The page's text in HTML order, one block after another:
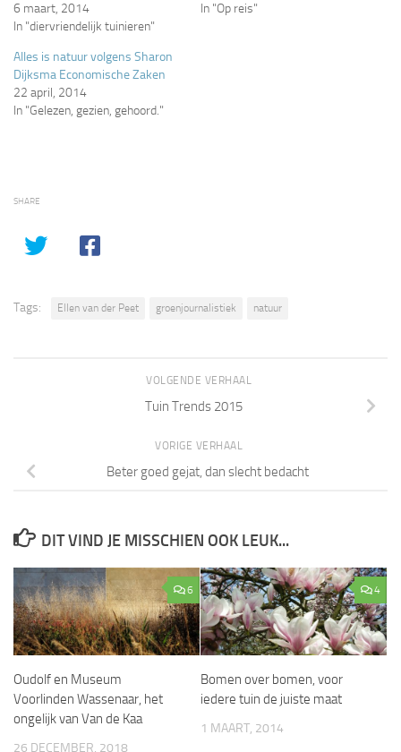
6 maart, 2014
In "diervriendelijk tuinieren"
In "Op reis"
Alles is natuur volgens Sharon
Dijksma Economische Zaken
22 april, 2014
In "Gelezen, gezien, gehoord."
SHARE
Tags: Ellen van der Peet groenjournalistiek natuur
VOLGENDE VERHAAL
Tuin Trends 2015
VORIGE VERHAAL
Beter goed gejat, dan slecht bedacht
DIT VIND JE MISSCHIEN OOK LEUK...
6
Oudolf en Museum
Voorlinden Wassenaar, het
ongelijk van Van de Kaa
26 DECEMBER, 2018
4
Bomen over bomen, voor
iedere tuin de juiste maat
1 MAART, 2014